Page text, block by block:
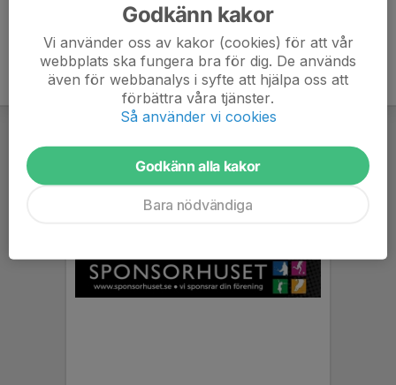
Godkänn kakor
Vi använder oss av kakor (cookies) för att vår
webbplats ska fungera bra för dig. De används
även för webbanalys i syfte att hjälpa oss att
förbättra våra tjänster.
Så använder vi cookies
Godkänn alla kakor
Bara nödvändiga